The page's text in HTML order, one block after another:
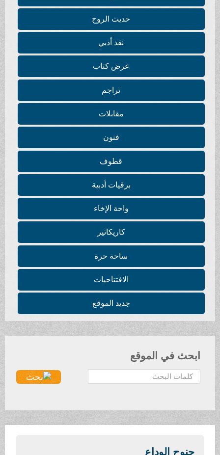
حديث الروح
نقد أدبي
عرض كتاب
تراجم
مقابلات
فنون
قطوف
برقيات أدبية
واحة الإخاء
كاريكاتير
ساحة حرة
الافتتاحيات
جديد الموقع
ابحث في الموقع
ح
ث
جنوح الوداع